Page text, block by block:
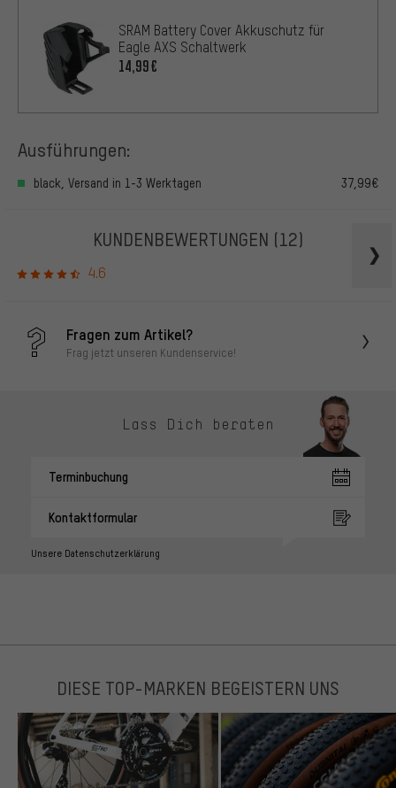
SRAM Battery Cover Akkuschutz für
Eagle AXS Schaltwerk
14,99€
Ausführungen:
black, Versand in 1-3 Werktagen 37,99€
KUNDENBEWERTUNGEN (12)
4.6
Fragen zum Artikel?
Frag jetzt unseren Kundenservice!
Lass Dich beraten
Terminbuchung
Kontaktformular
Unsere Datenschutzerklärung
DIESE TOP-MARKEN BEGEISTERN UNS